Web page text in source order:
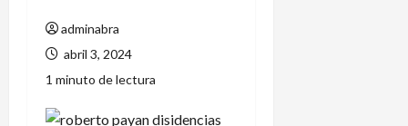
adminabra
abril 3, 2024
1 minuto de lectura